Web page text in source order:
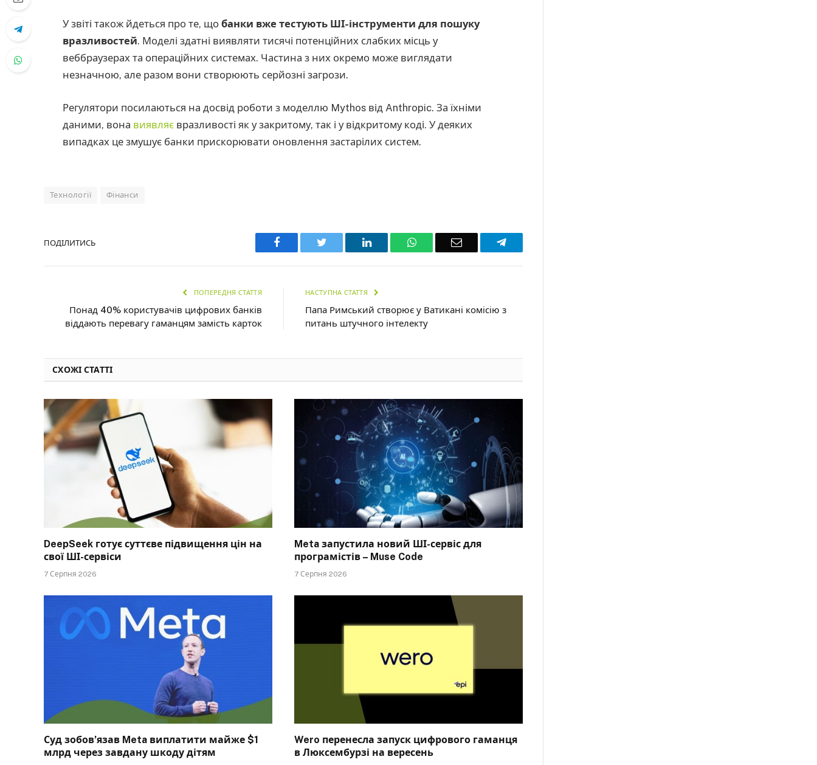
У звіті також йдеться про те, що банки вже тестують ШІ-інструменти для пошуку
вразливостей. Моделі здатні виявляти тисячі потенційних слабких місць у
веббраузерах та операційних системах. Частина з них окремо може виглядати
незначною, але разом вони створюють серйозні загрози.
Регулятори посилаються на досвід роботи з моделлю Mythos від Anthropic. За їхніми
даними, вона виявляє вразливості як у закритому, так і у відкритому коді. У деяких
випадках це змушує банки прискорювати оновлення застарілих систем.
Технології Фінанси
ПОДІЛИТИСЬ Facebook Twitter LinkedIn WhatsAppEmail Telegram
ПОПЕРЕДНЯ СТАТТЯ
Понад 40% користувачів цифрових банків
віддають перевагу гаманцям замість карток
НАСТУПНА СТАТТЯ
Папа Римський створює у Ватикані комісію з
питань штучного інтелекту
СХОЖІ СТАТТІ
DeepSeek готує суттєве підвищення цін на
свої ШІ-сервіси
7 Серпня 2026
Meta запустила новий ШІ-сервіс для
програмістів – Muse Code
7 Серпня 2026
Суд зобов’язав Meta виплатити майже $1
млрд через завдану шкоду дітям
Wero перенесла запуск цифрового гаманця
в Люксембурзі на вересень